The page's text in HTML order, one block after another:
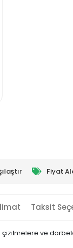
Fiyat
Taksit
çizilmelere ve